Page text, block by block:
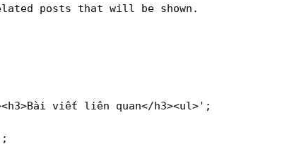
posts that will be shown.
viết liên quan</h3><ul>' ;